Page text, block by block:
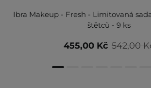
Ibra Makeup - Fresh - Limitovaná
štětců - 9 ks
542,00
455,00 Kč